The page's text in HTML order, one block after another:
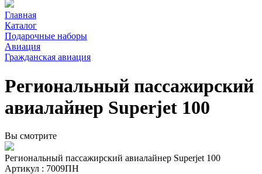
Главная
Каталог
Подарочные наборы
Авиация
Гражданская авиация
Региональный пассажирский
авиалайнер Superjet 100
Вы смотрите
Региональный пассажирский авиалайнер Superjet 100
Артикул : 7009ПН